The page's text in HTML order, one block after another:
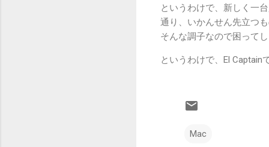
というわけで、新しく一
通り、いかんせん先立つ
そんな調子なので困ってし
というわけで、El Captain
Mac